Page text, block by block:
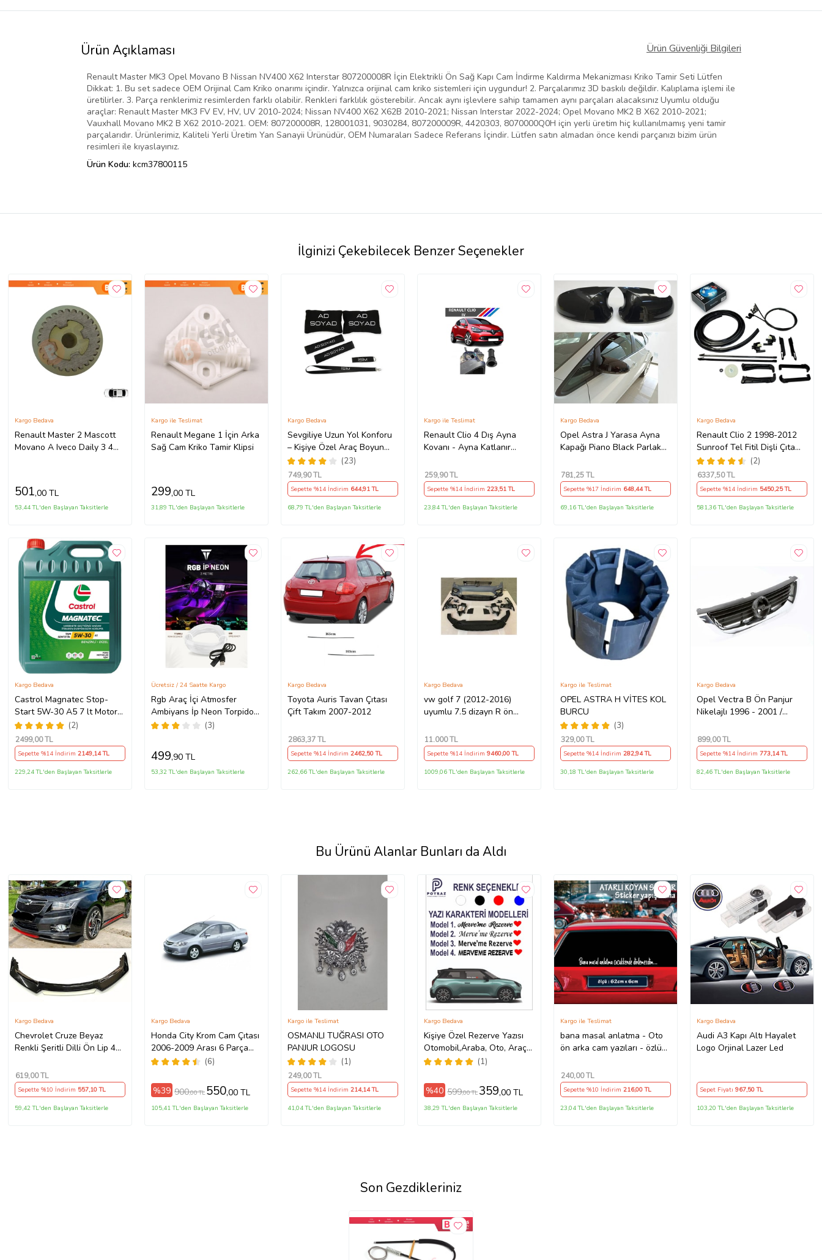
Ürün Açıklaması Ürün Güvenliği Bilgileri
Renault Master MK3 Opel Movano B Nissan NV400 X62 Interstar 807200008R İçin Elektrikli Ön Sağ Kapı Cam İndirme Kaldırma Mekanizması Kriko Tamir Seti Lütfen
Dikkat: 1. Bu set sadece OEM Orijinal Cam Kriko onarımı içindir. Yalnızca orijinal cam kriko sistemleri için uygundur! 2. Parçalarımız 3D baskılı değildir. Kalıplama işlemi ile
üretilirler. 3. Parça renklerimiz resimlerden farklı olabilir. Renkleri farklılık gösterebilir. Ancak aynı işlevlere sahip tamamen aynı parçaları alacaksınız Uyumlu olduğu
araçlar: Renault Master MK3 FV EV, HV, UV 2010-2024; Nissan NV400 X62 X62B 2010-2021; Nissan Interstar 2022-2024; Opel Movano MK2 B X62 2010-2021;
Vauxhall Movano MK2 B X62 2010-2021. OEM: 807200008R, 128001031, 9030284, 807200009R, 4420303, 8070000Q0H için yerli üretim hiç kullanılmamış yeni tamir
parçalarıdır. Ürünlerimiz, Kaliteli Yerli Üretim Yan Sanayii Ürünüdür, OEM Numaraları Sadece Referans İçindir. Lütfen satın almadan önce kendi parçanızı bizim ürün
resimleri ile kıyaslayınız.
Ürün Kodu: kcm37800115
İlginizi Çekebilecek Benzer Seçenekler
Renault Master 2 Mascott
Movano A Iveco Daily 3 4
Kargo Bedava
501,00 TL
53,44 TL'den Başlayan Taksitlerle
Renault Megane 1 İçin Arka
Sağ Cam Kriko Tamir Klipsi
Kargo ile Teslimat
299,00 TL
31,89 TL'den Başlayan Taksitlerle
Sevgiliye Uzun Yol Konforu
– Kişiye Özel Araç Boyun
Yastığı & Kemer Pedi Hediye
Seti
(23)
Kargo Bedava
749,90 TL
Sepette %14 İndirim 644,91 TL
68,79 TL'den Başlayan Taksitlerle
Renault Clio 4 Dış Ayna
Kovanı - Ayna Katlanır
490307706 M3625
Kargo ile Teslimat
259,90 TL
Sepette %14 İndirim 223,51 TL
23,84 TL'den Başlayan Taksitlerle
Opel Astra J Yarasa Ayna
Kapağı Piano Black Parlak
Kargo Bedava
781,25 TL
Sepette %17 İndirim 648,44 TL
69,16 TL'den Başlayan Taksitlerle
Renault Clio 2 1998-2012
Sunroof Tel Fitil Dişli Çıta
Ayak Seti
(2)
Kargo Bedava
6337,50 TL
Sepette %14 İndirim 5450,25 TL
581,36 TL'den Başlayan Taksitlerle
Castrol Magnatec Stop-
Start 5W-30 A5 7 lt Motor
Yağı Ü.T 2024 (2)
Kargo Bedava
2499,00 TL
Sepette %14 İndirim 2149,14 TL
229,24 TL'den Başlayan Taksitlerle
Rgb Araç İçi Atmosfer
Ambiyans İp Neon Torpido
Led 3 Metre USB Girişli
(3)
Ücretsiz / 24 Saatte Kargo
499,90 TL
53,32 TL'den Başlayan Taksitlerle
Toyota Auris Tavan Çıtası
Çift Takım 2007-2012
Kargo Bedava
2863,37 TL
Sepette %14 İndirim 2462,50 TL
262,66 TL'den Başlayan Taksitlerle
vw golf 7 (2012-2016)
uyumlu 7.5 dizayn R ön
Kargo Bedava
11.000TL
Sepette %14 İndirim 9460,00 TL
1009,06 TL'den Başlayan Taksitlerle
OPEL ASTRA H VİTES KOL
BURCU
(3)
Kargo ile Teslimat
329,00 TL
Sepette %14 İndirim282,94 TL
30,18 TL'den Başlayan Taksitlerle
Opel Vectra B Ön Panjur
Nikelajlı 1996 - 2001 /
Kargo Bedava
899,00 TL
Sepette %14 İndirim773,14 TL
82,46 TL'den Başlayan Taksitlerle
Bu Ürünü Alanlar Bunları da Aldı
Chevrolet Cruze Beyaz
Renkli Şeritli Dilli Ön Lip 4
Kargo Bedava
619,00 TL
Sepette %10 İndirim 557,10 TL
59,42 TL'den Başlayan Taksitlerle
Honda City Krom Cam Çıtası
2006-2009 Arası 6 Parça
Paslanmaz Çelik
(6)
Kargo Bedava
%39 900,00 TL 550,00 TL
105,41 TL'den Başlayan Taksitlerle
OSMANLI TUĞRASI OTO
PANJUR LOGOSU
(1)
Kargo ile Teslimat
249,00 TL
Sepette %14 İndirim 214,14 TL
41,04 TL'den Başlayan Taksitlerle
Kişiye Özel Rezerve Yazısı
Otomobil,Araba, Oto, Araç
Sticker (Parlak Beyaz)
(1)
Kargo Bedava
%40 599,00 TL 359,00 TL
38,29 TL'den Başlayan Taksitlerle
bana masal anlatma - Oto
ön arka cam yazıları - özlü
sözler
Kargo ile Teslimat
240,00 TL
Sepette %10 İndirim216,00 TL
23,04 TL'den Başlayan Taksitlerle
Audi A3 Kapı Altı Hayalet
Logo Orjinal Lazer Led
Kargo Bedava
Sepet Fiyatı967,50 TL
103,20 TL'den Başlayan Taksitlerle
Son Gezdikleriniz